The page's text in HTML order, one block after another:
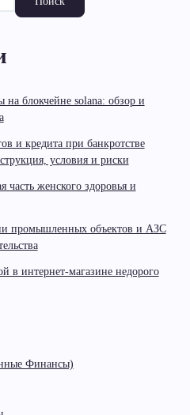
блокчейне solana: обзор и
и кредита при банкротстве
условия и риски
часть женского здоровья и
промышленных объектов и АЗС
в интернет-магазине недорого
Финансы)